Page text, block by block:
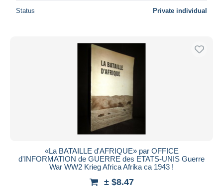
Status Private individual
«La BATAILLE d'AFRIQUE» par OFFICE
d'INFORMATION de GUERRE des ETATS-UNIS Guerre
War WW2 Krieg Africa Afrika ca 1943 !
± $8.47